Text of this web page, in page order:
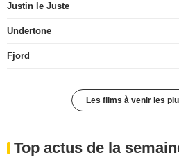
Justin le Juste
Undertone
Fjord
Les films à venir les
Top actus de la